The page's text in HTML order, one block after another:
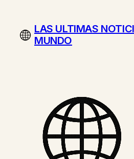
contenidoLAS ULTIMAS
MUNDO